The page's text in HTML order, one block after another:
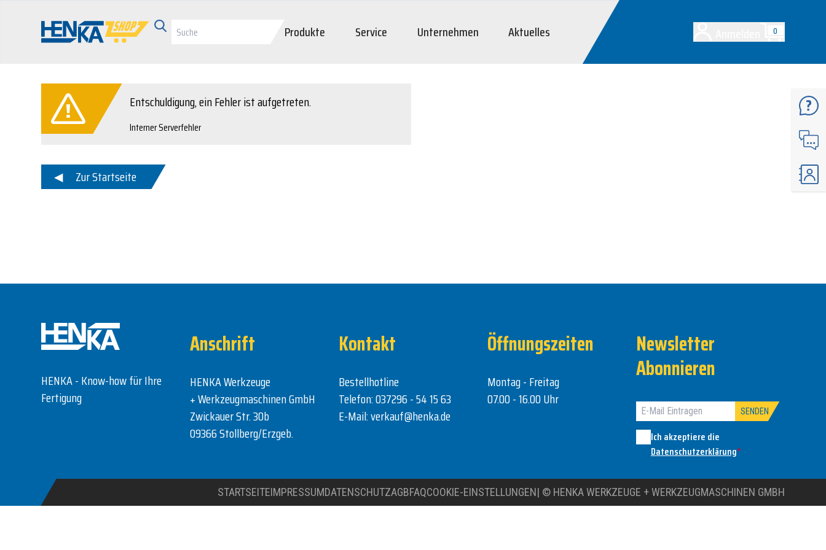
Produkte Service Unternehmen Aktuelles 0
Entschuldigung, ein Fehler ist aufgetreten.
Interner Serverfehler
Zur Startseite
HENKA - Know-how für Ihre
Fertigung
Anschrift
HENKA Werkzeuge
+ Werkzeugmaschinen GmbH
Zwickauer Str. 30b
09366 Stollberg/Erzgeb.
Kontakt
Bestellhotline
Telefon:037296 - 54 15 63
E-Mail:verkauf@henka.de
Öffnungszeiten
Montag - Freitag
07.00 - 16.00 Uhr
Newsletter
Abonnieren
SENDEN
Ich akzeptiere die
Datenschutzerklärung*
STARTSEITEIMPRESSUMDATENSCHUTZAGBFAQCOOKIE-EINSTELLUNGEN| © HENKA WERKZEUGE + WERKZEUGMASCHINEN GMBH